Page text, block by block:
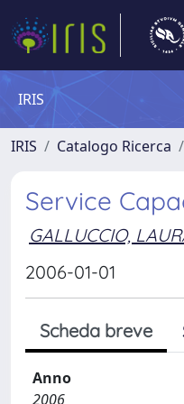
IRIS
IRIS Catalogo Ricerca
Service
GALLUCCIO,
2006-01-01
Scheda breve
Anno
2006